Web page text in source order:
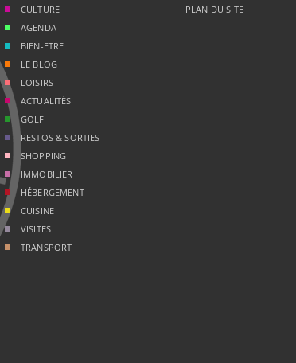
CULTURE
AGENDA
BIEN-ETRE
LE BLOG
LOISIRS
ACTUALITÉS
GOLF
RESTOS & SORTIES
SHOPPING
IMMOBILIER
HÉBERGEMENT
CUISINE
VISITES
TRANSPORT
PLAN DU SITE